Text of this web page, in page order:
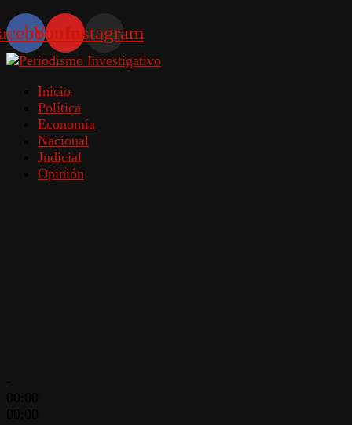
YoutubeInstagram
Inicio
Política
Economía
Nacional
Judicial
Opinión